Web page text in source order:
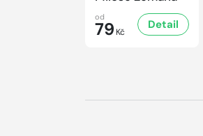
od
79 Kč
Detail